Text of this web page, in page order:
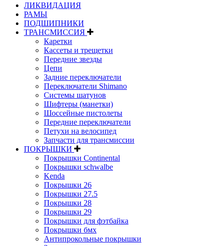
ЛИКВИДАЦИЯ
РАМЫ
ПОДШИПНИКИ
ТРАНСМИССИЯ
Каретки
Кассеты и трещетки
Передние звезды
Цепи
Задние переключатели
Переключатели Shimano
Системы шатунов
Шифтеры (манетки)
Шоссейные пистолеты
Передние переключатели
Петухи на велосипед
Запчасти для трансмиссии
ПОКРЫШКИ
Покрышки Continental
Покрышки schwalbe
Kenda
Покрышки 26
Покрышки 27.5
Покрышки 28
Покрышки 29
Покрышки для фэтбайка
Покрышки бмх
Антипрокольные покрышки